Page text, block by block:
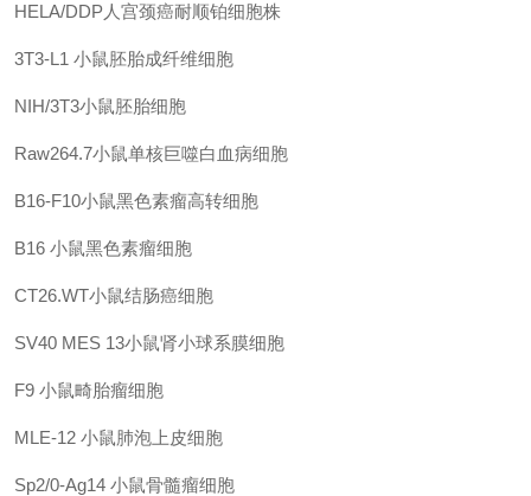
HELA/DDP人宫颈癌耐顺铂细胞株
3T3-L1 小鼠胚胎成纤维细胞
NIH/3T3小鼠胚胎细胞
Raw264.7小鼠单核巨噬白血病细胞
B16-F10小鼠黑色素瘤高转细胞
B16 小鼠黑色素瘤细胞
CT26.WT小鼠结肠癌细胞
SV40 MES 13小鼠肾小球系膜细胞
F9 小鼠畸胎瘤细胞
MLE-12 小鼠肺泡上皮细胞
Sp2/0-Ag14 小鼠骨髓瘤细胞